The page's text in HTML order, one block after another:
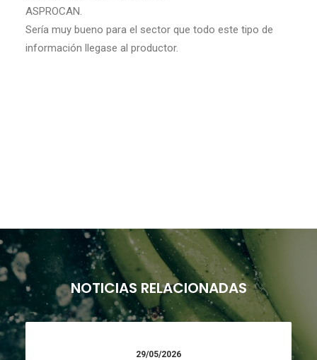
ASPROCAN.
Sería muy bueno para el sector que todo este tipo de
información llegase al productor.
NOTICIAS RELACIONADAS
29/05/2026